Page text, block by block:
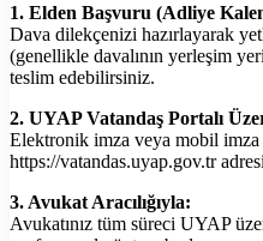
1. Elden Başvuru (Adliye
Dava dilekçenizi hazırlayarak
(genellikle davalının yerleşim
teslim edebilirsiniz.
2. UYAP Vatandaş Portalı
Elektronik imza veya mobil
https://vatandas.uyap.gov.tr
3. Avukat Aracılığıyla:
Avukatınız tüm süreci UYAP